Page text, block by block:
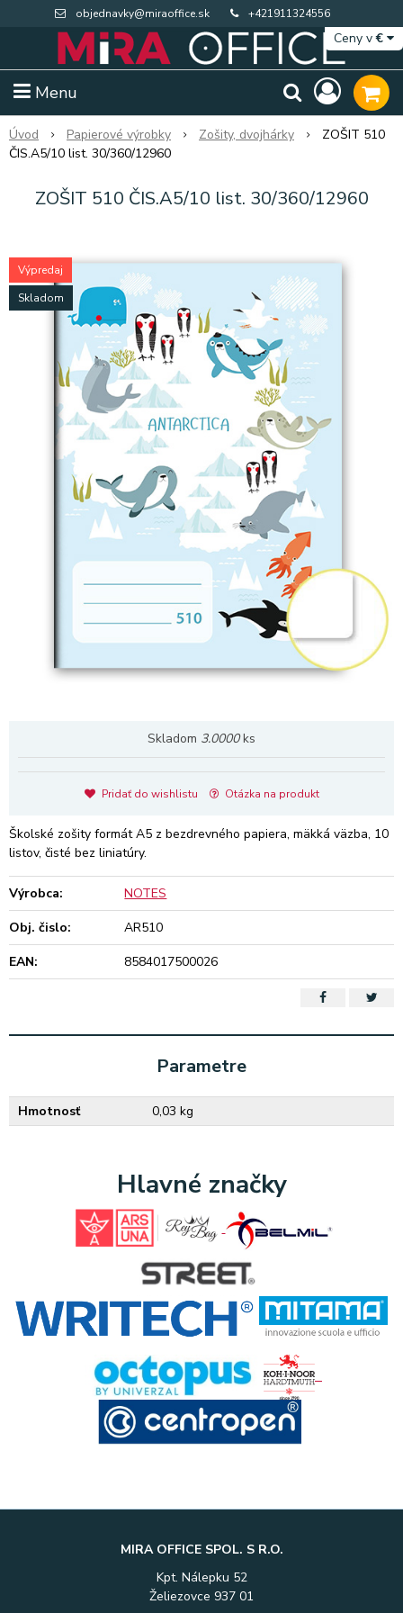
objednavky@miraoffice.sk +421911324556
Menu
Ceny v€
Extra výpredaj zásob Výpredaj BTS
Úvod Papierové výrobky Zošity, dvojhárky
ZOŠIT 510
ČIS.A5/10 list. 30/360/12960
ZOŠIT 510 ČIS.A5/10 list. 30/360/12960
Výpredaj
Skladom
Skladom 3.0000ks
Pridať do wishlistu Otázka na produkt
Školské zošity formát A5 z bezdrevného papiera, mäkká väzba, 10
listov, čisté bez liniatúry.
Výrobca:
NOTES
Obj. čislo:
AR510
EAN:
8584017500026
Parametre
Hmotnosť 0,03 kg
Hlavné značky
MIRA OFFICE SPOL. S R.O.
Kpt. Nálepku 52
Želiezovce 937 01